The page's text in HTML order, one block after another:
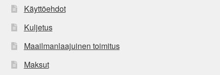
Käyttöehdot
Kuljetus
Maailmanlaajuinen toimitus
Maksut